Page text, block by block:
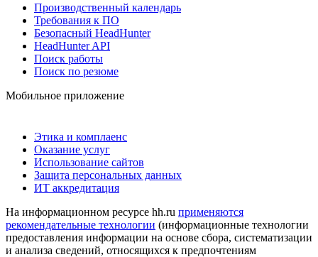
Производственный календарь
Требования к ПО
Безопасный HeadHunter
HeadHunter API
Поиск работы
Поиск по резюме
Мобильное приложение
Этика и комплаенс
Оказание услуг
Использование сайтов
Защита персональных данных
ИТ аккредитация
На информационном ресурсе hh.ru применяются
рекомендательные технологии (информационные технологии
предоставления информации на основе сбора, систематизации
и анализа сведений, относящихся к предпочтениям